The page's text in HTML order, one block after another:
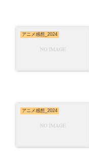
アニメ感想_2024
アニメ感想_2024